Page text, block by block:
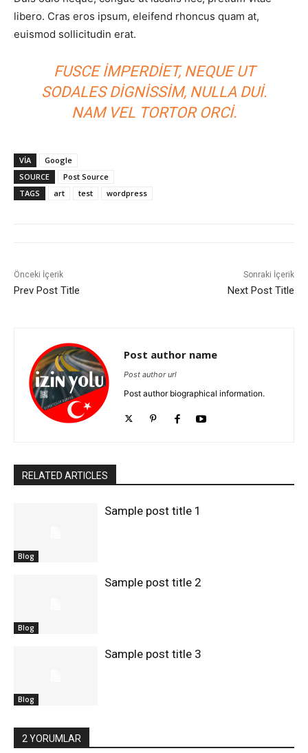
libero. Cras eros ipsum, eleifend rhoncus quam at,
euismod sollicitudin erat.
FUSCE IMPERDIET, NEQUE UT
SODALES DIGNISSIM, NULLA DUI.
NAM VEL TORTOR ORCI.
VIA
Google
SOURCE
Post Source
TAGS
art test wordpress
Önceki İçerik
Prev Post Title
Sonraki İçerik
Next Post Title
Post author name
Post author url
Post author biographical information.
RELATED ARTICLES
Blog
Sample post title 1
Blog
Sample post title 2
Blog
Sample post title 3
2 YORUMLAR